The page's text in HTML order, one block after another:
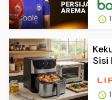
Sisi